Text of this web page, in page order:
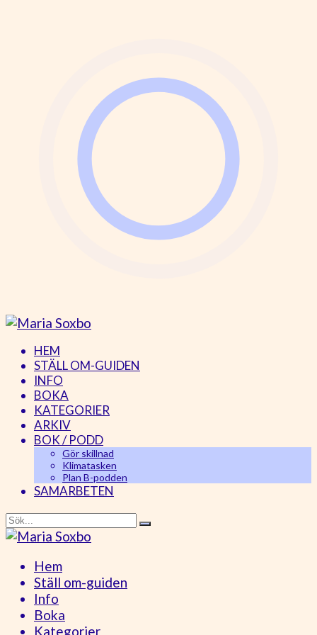
HEM
STÄLL OM-GUIDEN
INFO
BOKA
KATEGORIER
ARKIV
BOK / PODD
Gör skillnad
Klimatasken
Plan B-podden
SAMARBETEN
Hem
Ställ om-guiden
Info
Boka
Kategorier